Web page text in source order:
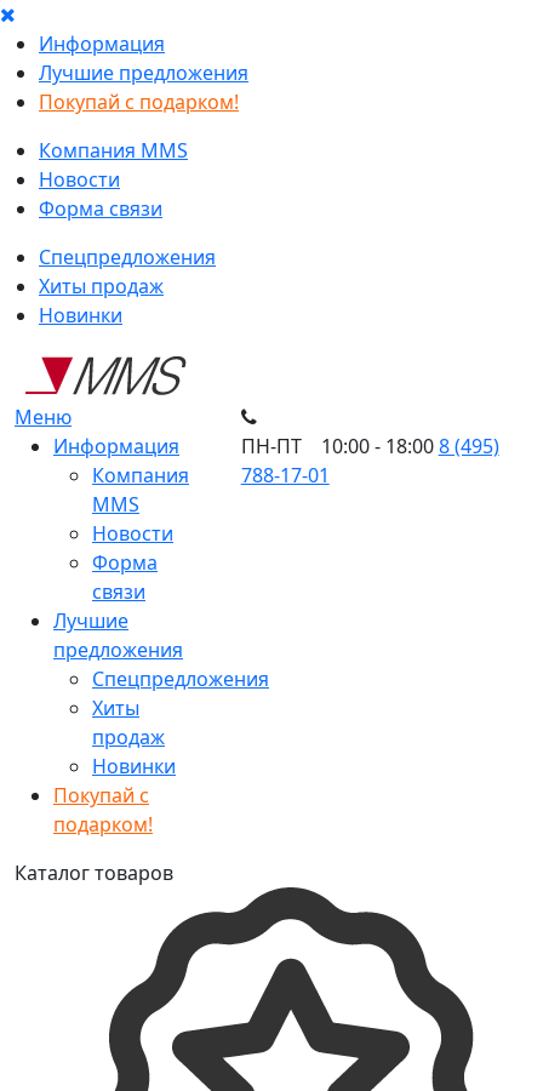
Информация
Лучшие предложения
Покупай с подарком!
Компания MMS
Новости
Форма связи
Спецпредложения
Хиты продаж
Новинки
Меню
Информация
Компания
MMS
Новости
Форма
связи
Лучшие
предложения
Спецпредложения
Хиты
продаж
Новинки
Покупай с
подарком!
ПН-ПТ 10:00 - 18:008 (495)
788-17-01
Каталог товаров